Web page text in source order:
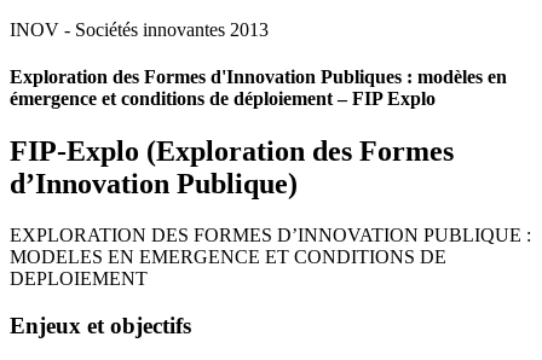
INOV - Sociétés innovantes 2013
Exploration des Formes d'Innovation Publiques : modèles en
émergence et conditions de déploiement – FIP Explo
FIP-Explo (Exploration des Formes
d’Innovation Publique)
EXPLORATION DES FORMES D’INNOVATION PUBLIQUE :
MODELES EN EMERGENCE ET CONDITIONS DE
DEPLOIEMENT
Enjeux et objectifs